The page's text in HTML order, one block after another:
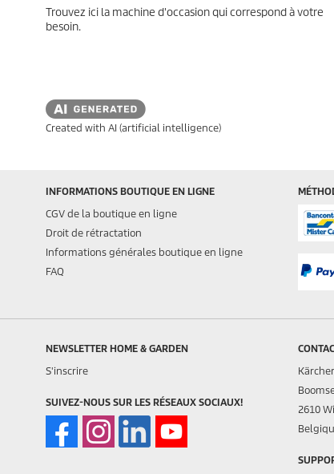
Trouvez ici la machine d'occasion qui correspond à votre
besoin.
Created with AI (artificial intelligence)
INFORMATIONS BOUTIQUE EN LIGNE
CGV de la boutique en ligne
Droit de rétractation
Informations générales boutique en ligne
FAQ
NEWSLETTER HOME & GARDEN
S'inscrire
SUIVEZ-NOUS SUR LES RÉSEAUX SOCIAUX!
2610